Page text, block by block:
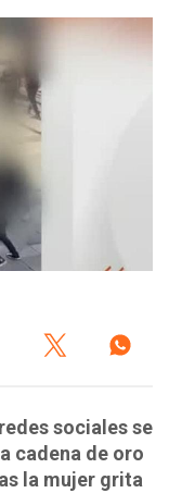
sociales se
cadena de oro
la mujer grita